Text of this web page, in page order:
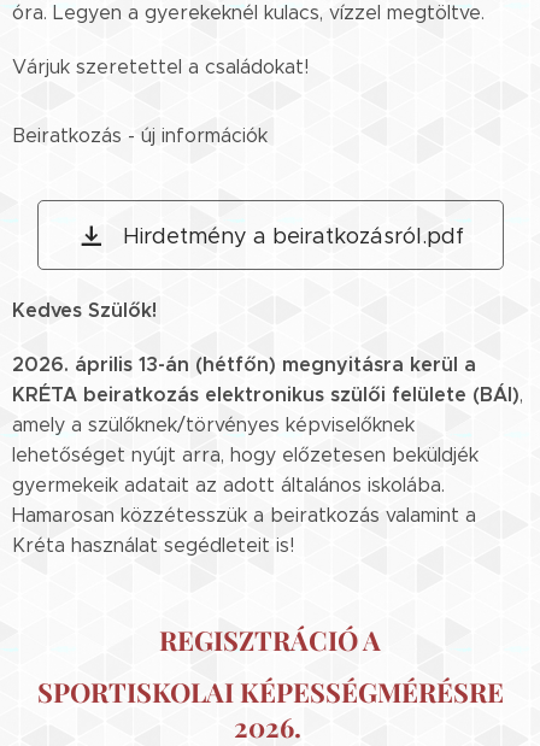
óra. Legyen a gyerekeknél kulacs, vízzel megtöltve.
Várjuk szeretettel a családokat!
Beiratkozás - új információk
Hirdetmény a beiratkozásról.pdf
Kedves Szülők!
2026. április 13-án (hétfőn) megnyitásra kerül a
KRÉTA beiratkozás elektronikus szülői felülete (BÁI),
amely a szülőknek/törvényes képviselőknek
lehetőséget nyújt arra, hogy előzetesen beküldjék
gyermekeik adatait az adott általános iskolába.
Hamarosan közzétesszük a beiratkozás valamint a
Kréta használat segédleteit is!
REGISZTRÁCIÓ A
SPORTISKOLAI KÉPESSÉGMÉRÉSRE
2026.